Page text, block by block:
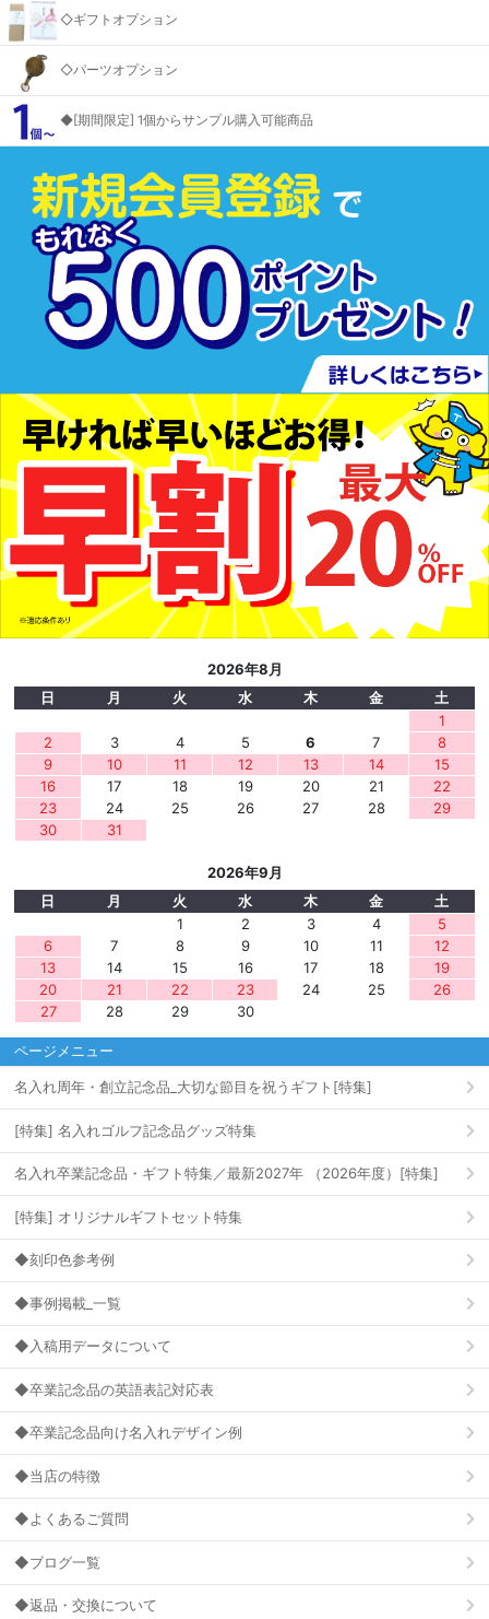
◇ギフトオプション
◇パーツオプション
◆[期間限定] 1個からサンプル購入可能商品
2026年8月
日
月 火 水 木 金
土
1
2
3 4 5 6 7
8
9
10 11 12 13 14
15
16
17 18 19 20 21
22
23
24 25 26 27 28
29
30
31
2026年9月
日
月 火 水 木 金
土
1
2 3 4
5
6
7 8 9 10 11
12
13
14 15 16 17 18
19
20
21 22 23 24 25
26
27
28 29 30
ページメニュー
名入れ周年・創立記念品_大切な節目を祝うギフト[特集]
[特集] 名入れゴルフ記念品グッズ特集
名入れ卒業記念品・ギフト特集／最新2027年 （2026年度）[特集]
[特集] オリジナルギフトセット特集
◆刻印色参考例
◆事例掲載_一覧
◆入稿用データについて
◆卒業記念品の英語表記対応表
◆卒業記念品向け名入れデザイン例
◆当店の特徴
◆よくあるご質問
◆ブログ一覧
◆返品・交換について